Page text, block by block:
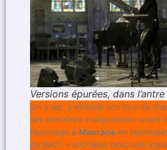
Versions épurées, dans
On y est, il entame son tour de
ses dernières compositions avant
hommage à Maurane en
de Bach » enchainé avec une